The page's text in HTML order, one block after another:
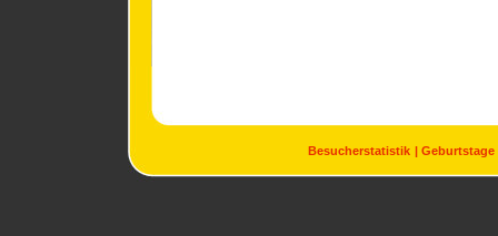
Besucherstatistik Geburtstage